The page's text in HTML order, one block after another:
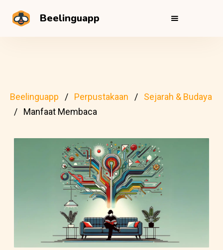
Beelinguapp
Beelinguapp Perpustakaan
Sejarah & Budaya
Manfaat Membaca